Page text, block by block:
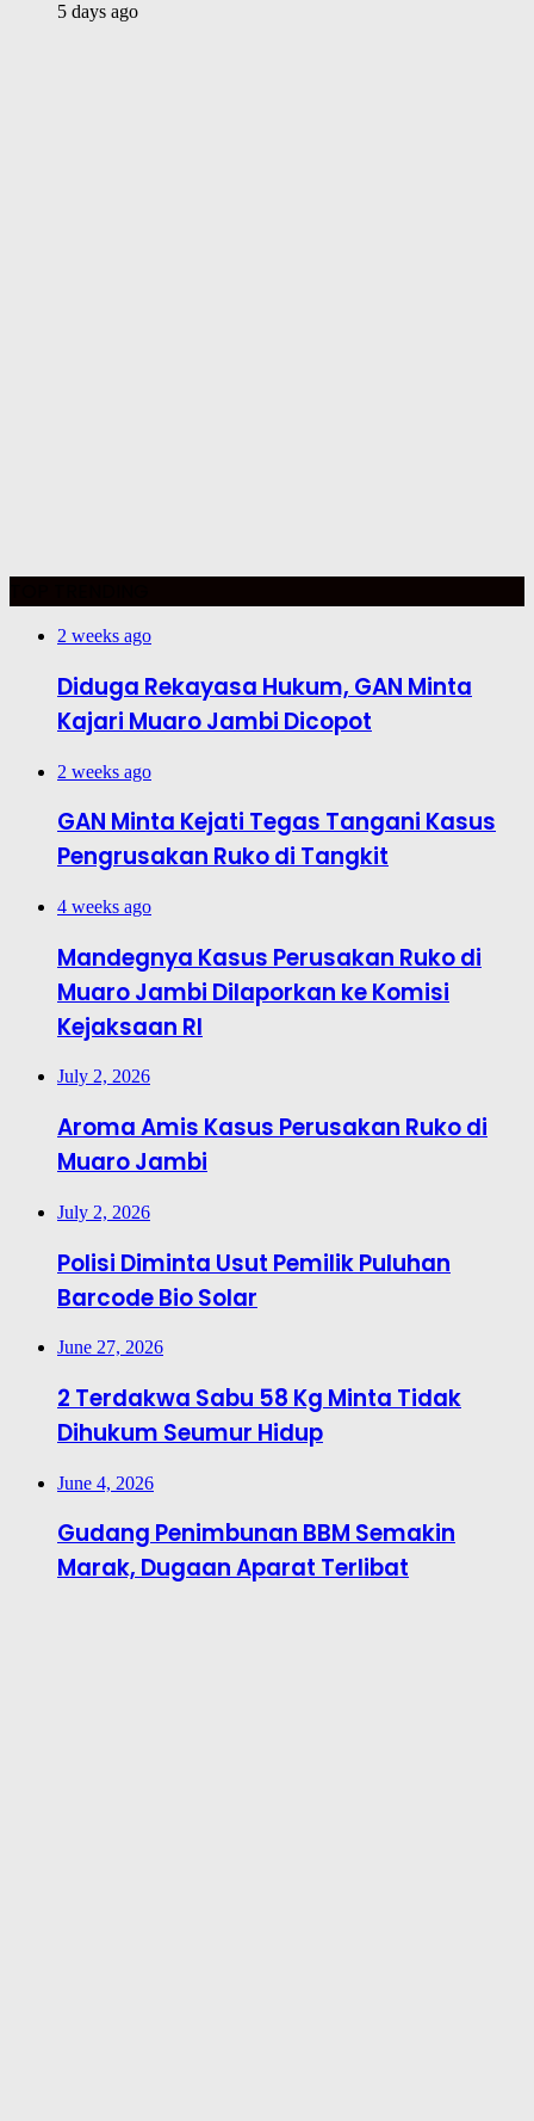
5 days ago
2 weeks ago
Diduga Rekayasa Hukum, GAN Minta
Kajari Muaro Jambi Dicopot
2 weeks ago
GAN Minta Kejati Tegas Tangani Kasus
Pengrusakan Ruko di Tangkit
4 weeks ago
Mandegnya Kasus Perusakan Ruko di
Muaro Jambi Dilaporkan ke Komisi
Kejaksaan RI
July 2, 2026
Aroma Amis Kasus Perusakan Ruko di
Muaro Jambi
July 2, 2026
Polisi Diminta Usut Pemilik Puluhan
Barcode Bio Solar
June 27, 2026
2 Terdakwa Sabu 58 Kg Minta Tidak
Dihukum Seumur Hidup
June 4, 2026
Gudang Penimbunan BBM Semakin
Marak, Dugaan Aparat Terlibat